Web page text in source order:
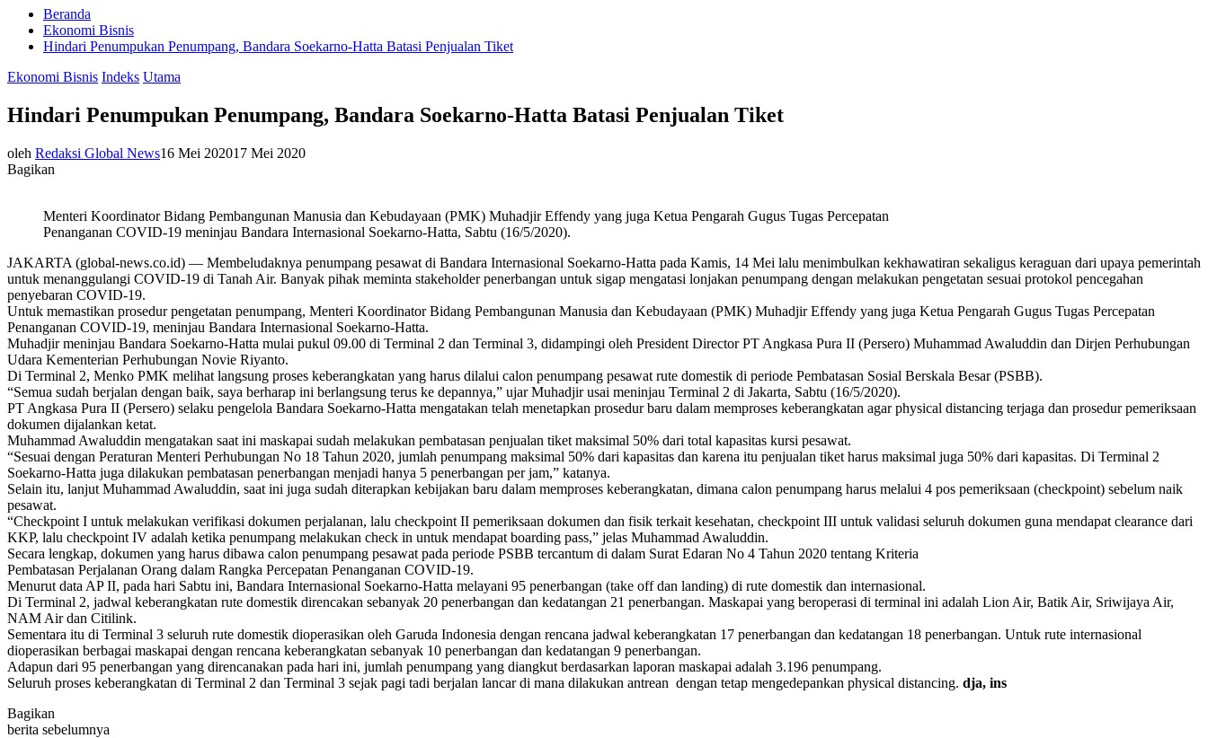
Beranda
Ekonomi Bisnis
Hindari Penumpukan Penumpang, Bandara Soekarno-Hatta Batasi Penjualan Tiket
Ekonomi Bisnis Indeks Utama
Hindari Penumpukan Penumpang, Bandara Soekarno-Hatta Batasi Penjualan Tiket
oleh Redaksi Global News16 Mei 202017 Mei 2020
Bagikan
Menteri Koordinator Bidang Pembangunan Manusia dan Kebudayaan (PMK) Muhadjir Effendy yang juga Ketua Pengarah Gugus Tugas Percepatan
Penanganan COVID-19 meninjau Bandara Internasional Soekarno-Hatta, Sabtu (16/5/2020).
JAKARTA (global-news.co.id) — Membeludaknya penumpang pesawat di Bandara Internasional Soekarno-Hatta pada Kamis, 14 Mei lalu menimbulkan kekhawatiran sekaligus keraguan dari upaya pemerintah
untuk menanggulangi COVID-19 di Tanah Air. Banyak pihak meminta stakeholder penerbangan untuk sigap mengatasi lonjakan penumpang dengan melakukan pengetatan sesuai protokol pencegahan
penyebaran COVID-19.
Untuk memastikan prosedur pengetatan penumpang, Menteri Koordinator Bidang Pembangunan Manusia dan Kebudayaan (PMK) Muhadjir Effendy yang juga Ketua Pengarah Gugus Tugas Percepatan
Penanganan COVID-19, meninjau Bandara Internasional Soekarno-Hatta.
Muhadjir meninjau Bandara Soekarno-Hatta mulai pukul 09.00 di Terminal 2 dan Terminal 3, didampingi oleh President Director PT Angkasa Pura II (Persero) Muhammad Awaluddin dan Dirjen Perhubungan
Udara Kementerian Perhubungan Novie Riyanto.
Di Terminal 2, Menko PMK melihat langsung proses keberangkatan yang harus dilalui calon penumpang pesawat rute domestik di periode Pembatasan Sosial Berskala Besar (PSBB).
“Semua sudah berjalan dengan baik, saya berharap ini berlangsung terus ke depannya,” ujar Muhadjir usai meninjau Terminal 2 di Jakarta, Sabtu (16/5/2020).
PT Angkasa Pura II (Persero) selaku pengelola Bandara Soekarno-Hatta mengatakan telah menetapkan prosedur baru dalam memproses keberangkatan agar physical distancing terjaga dan prosedur pemeriksaan
dokumen dijalankan ketat.
Muhammad Awaluddin mengatakan saat ini maskapai sudah melakukan pembatasan penjualan tiket maksimal 50% dari total kapasitas kursi pesawat.
“Sesuai dengan Peraturan Menteri Perhubungan No 18 Tahun 2020, jumlah penumpang maksimal 50% dari kapasitas dan karena itu penjualan tiket harus maksimal juga 50% dari kapasitas. Di Terminal 2
Soekarno-Hatta juga dilakukan pembatasan penerbangan menjadi hanya 5 penerbangan per jam,” katanya.
Selain itu, lanjut Muhammad Awaluddin, saat ini juga sudah diterapkan kebijakan baru dalam memproses keberangkatan, dimana calon penumpang harus melalui 4 pos pemeriksaan (checkpoint) sebelum naik
pesawat.
“Checkpoint I untuk melakukan verifikasi dokumen perjalanan, lalu checkpoint II pemeriksaan dokumen dan fisik terkait kesehatan, checkpoint III untuk validasi seluruh dokumen guna mendapat clearance dari
KKP, lalu checkpoint IV adalah ketika penumpang melakukan check in untuk mendapat boarding pass,” jelas Muhammad Awaluddin.
Secara lengkap, dokumen yang harus dibawa calon penumpang pesawat pada periode PSBB tercantum di dalam Surat Edaran No 4 Tahun 2020 tentang Kriteria
Pembatasan Perjalanan Orang dalam Rangka Percepatan Penanganan COVID-19.
Menurut data AP II, pada hari Sabtu ini, Bandara Internasional Soekarno-Hatta melayani 95 penerbangan (take off dan landing) di rute domestik dan internasional.
Di Terminal 2, jadwal keberangkatan rute domestik direncakan sebanyak 20 penerbangan dan kedatangan 21 penerbangan. Maskapai yang beroperasi di terminal ini adalah Lion Air, Batik Air, Sriwijaya Air,
NAM Air dan Citilink.
Sementara itu di Terminal 3 seluruh rute domestik dioperasikan oleh Garuda Indonesia dengan rencana jadwal keberangkatan 17 penerbangan dan kedatangan 18 penerbangan. Untuk rute internasional
dioperasikan berbagai maskapai dengan rencana keberangkatan sebanyak 10 penerbangan dan kedatangan 9 penerbangan.
Adapun dari 95 penerbangan yang direncanakan pada hari ini, jumlah penumpang yang diangkut berdasarkan laporan maskapai adalah 3.196 penumpang.
Seluruh proses keberangkatan di Terminal 2 dan Terminal 3 sejak pagi tadi berjalan lancar di mana dilakukan antrean dengan tetap mengedepankan physical distancing. dja, ins
Bagikan
berita sebelumnya